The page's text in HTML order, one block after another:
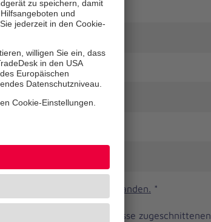
gelesen und verstanden. *
und auf meine Bedürfnisse zugeschnittenen